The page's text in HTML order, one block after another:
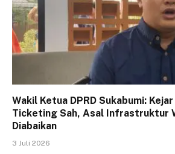
Wakil Ketua DPRD Sukabumi:
Ticketing Sah, Asal Infrastruktur
Diabaikan
3 Juli 2026